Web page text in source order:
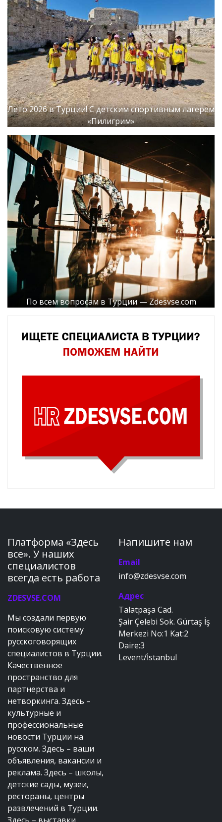
Лето 2026 в Турции! С детским спортивным лагерем
«Пилигрим»
По всем вопросам в Турции — Zdesvse.com
Платформа «Здесь
все». У наших
специалистов
всегда есть работа
ZDESVSE.COM
Мы создали первую
поисковую систему
русскоговорящих
специалистов в Турции.
Качественное
пространство для
партнерства и
нетворкинга. Здесь –
культурные и
профессиональные
новости Турции на
русском. Здесь – ваши
объявления, вакансии и
реклама. Здесь – школы,
детские сады, музеи,
рестораны, центры
развлечений в Турции.
Напишите нам
Email
info@zdesvse.com
Адрес
Talatpaşa Cad.
Şair Çelebi Sok. Gürtaş İş
Merkezi No:1 Kat:2
Daire:3
Levent/İstanbul